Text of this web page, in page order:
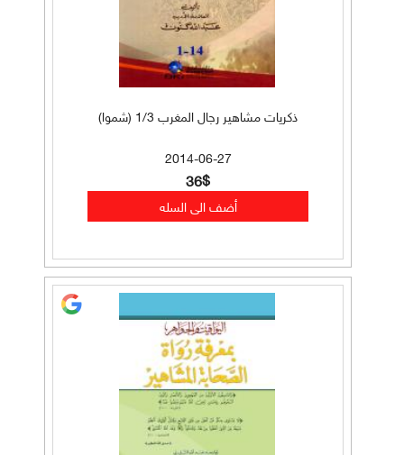
ذكريات مشاهير رجال المغرب 1/3 (شموا)
2014-06-27
36$